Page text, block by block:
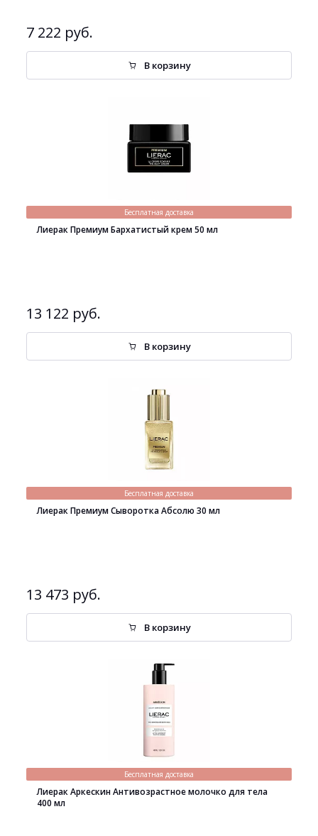
7 222 руб.
В корзину
Бесплатная доставка
Лиерак Премиум Бархатистый крем 50 мл
13 122 руб.
В корзину
Бесплатная доставка
Лиерак Премиум Сыворотка Абсолю 30 мл
13 473 руб.
В корзину
Бесплатная доставка
Лиерак Аркескин Антивозрастное молочко для тела
400 мл